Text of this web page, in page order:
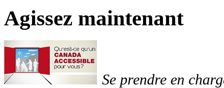
Agissez maintenant
Se prendre en